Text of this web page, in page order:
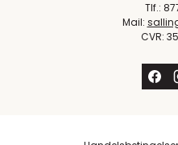
Tlf.:
Mail:
CVR: